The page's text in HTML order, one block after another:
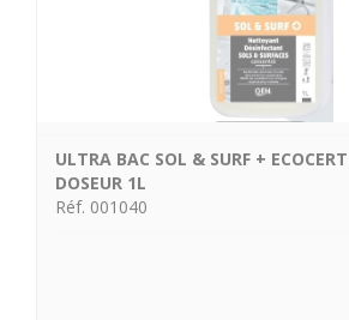
ULTRA BAC SOL & SURF +
DOSEUR 1L
Réf. 001040